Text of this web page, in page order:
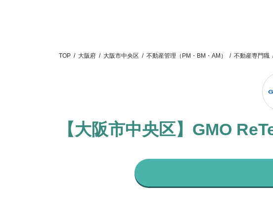
TOP / 大阪府 / 大阪市中央区 / 不動産管理（PM・BM・AM） / 不動産専門職
【大阪市中央区】GMO